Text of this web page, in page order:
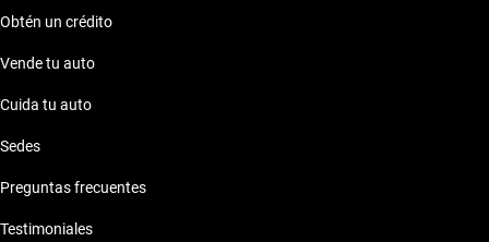
Obtén un crédito
Vende tu auto
Cuida tu auto
Sedes
Preguntas frecuentes
Testimoniales